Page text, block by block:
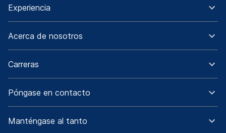
Experiencia
Acerca de nosotros
Carreras
Póngase en contacto
Manténgase al tanto